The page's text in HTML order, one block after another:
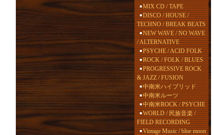
MIX CD / TAPE
DISCO / HOUSE /
TECHNO / BREAK BEATS
NEW WAVE / NO WAVE
/ ALTERNATIVE
PSYCHE / ACID FOLK
ROCK / FOLK / BLUES
PROGRESSIVE ROCK
& JAZZ / FUSION
中南米ハイブリッド
中南米ルーツ
中南米ROCK / PSYCHE
WORLD / 民族音楽 /
FIELD RECORDING
Vintage Music / blue moon